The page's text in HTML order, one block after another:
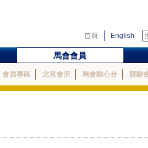
首頁 English
馬會會員
會員專區 北京會所 馬會駿心台 競駿